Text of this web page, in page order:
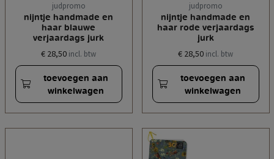
judpromo
nijntje handmade en
haar blauwe
verjaardags jurk
€ 28,50 incl. btw
toevoegen aan
winkelwagen
judpromo
nijntje handmade en
haar rode verjaardags
jurk
€ 28,50 incl. btw
toevoegen aan
winkelwagen